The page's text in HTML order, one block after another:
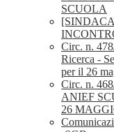
SCUOLA
Circ. n.
Ricerca -
per il 26
Circ. n.
ANIEF
26